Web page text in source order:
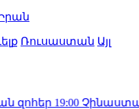
Ռուսաստան Այլ
19:00